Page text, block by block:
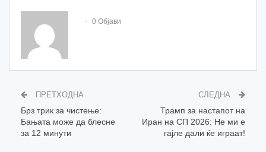
0 Објави
ПРЕТХОДНА
Брз трик за чистење:
Бањата може да блесне
за 12 минути
СЛЕДНА
Трамп за настапот на
Иран на СП 2026: Не ми е
гајле дали ќе играат!